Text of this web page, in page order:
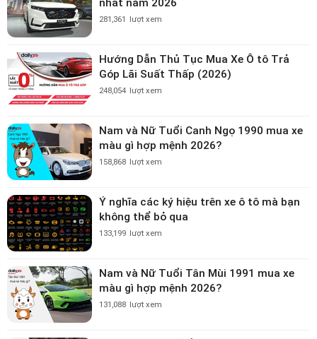
nhất năm 2026
281,361 lượt xem
Hướng Dẫn Thủ Tục Mua Xe Ô tô Trả
Góp Lãi Suất Thấp (2026)
248,054 lượt xem
Nam và Nữ Tuổi Canh Ngọ 1990 mua xe
màu gì hợp mệnh 2026?
158,868 lượt xem
Ý nghĩa các ký hiệu trên xe ô tô mà bạn
không thể bỏ qua
133,199 lượt xem
Nam và Nữ Tuổi Tân Mùi 1991 mua xe
màu gì hợp mệnh 2026?
131,088 lượt xem